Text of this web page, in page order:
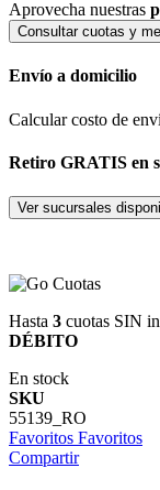
Aprovecha nuestras
Consultar cuotas y
Envío a domicilio
Calcular costo de
Retiro GRATIS en
Ver sucursales
Hasta 3 cuotas SIN
DÉBITO
En stock
SKU
55139_RO
Favoritos Favoritos
Compartir